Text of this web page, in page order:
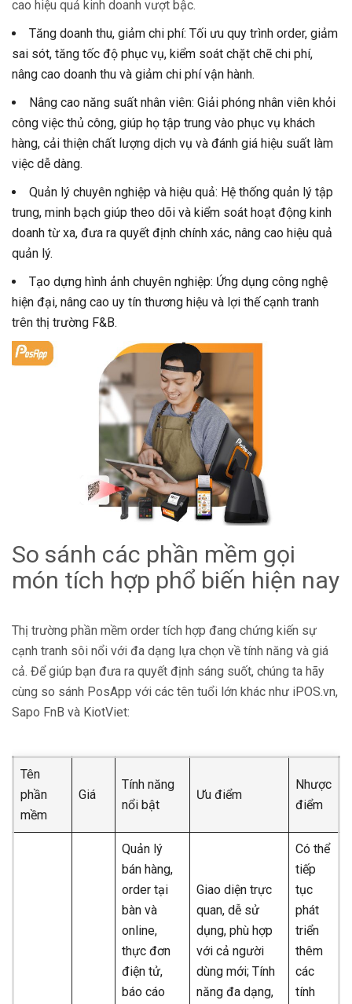
cao hiệu quả kinh doanh vượt bậc.
Tăng doanh thu, giảm chi phí: Tối ưu quy trình order, giảm
sai sót, tăng tốc độ phục vụ, kiểm soát chặt chẽ chi phí,
nâng cao doanh thu và giảm chi phí vận hành.
Nâng cao năng suất nhân viên: Giải phóng nhân viên khỏi
công việc thủ công, giúp họ tập trung vào phục vụ khách
hàng, cải thiện chất lượng dịch vụ và đánh giá hiệu suất làm
việc dễ dàng.
Quản lý chuyên nghiệp và hiệu quả: Hệ thống quản lý tập
trung, minh bạch giúp theo dõi và kiểm soát hoạt động kinh
doanh từ xa, đưa ra quyết định chính xác, nâng cao hiệu quả
quản lý.
Tạo dựng hình ảnh chuyên nghiệp: Ứng dụng công nghệ
hiện đại, nâng cao uy tín thương hiệu và lợi thế cạnh tranh
trên thị trường F&B.
So sánh các phần mềm gọi
món tích hợp phổ biến hiện nay
Thị trường phần mềm order tích hợp đang chứng kiến sự
cạnh tranh sôi nổi với đa dạng lựa chọn về tính năng và giá
cả. Để giúp bạn đưa ra quyết định sáng suốt, chúng ta hãy
cùng so sánh PosApp với các tên tuổi lớn khác như iPOS.vn,
Sapo FnB và KiotViet:
Tên
phần
mềm
Giá
Tính năng
nổi bật
Ưu điểm
Nhược
điểm
Quản lý
bán hàng,
order tại
bàn và
online,
thực đơn
điện tử,
báo cáo
Giao diện trực
quan, dễ sử
dụng, phù hợp
với cả người
dùng mới; Tính
năng đa dạng,
Có thể
tiếp
tục
phát
triển
thêm
các
tính